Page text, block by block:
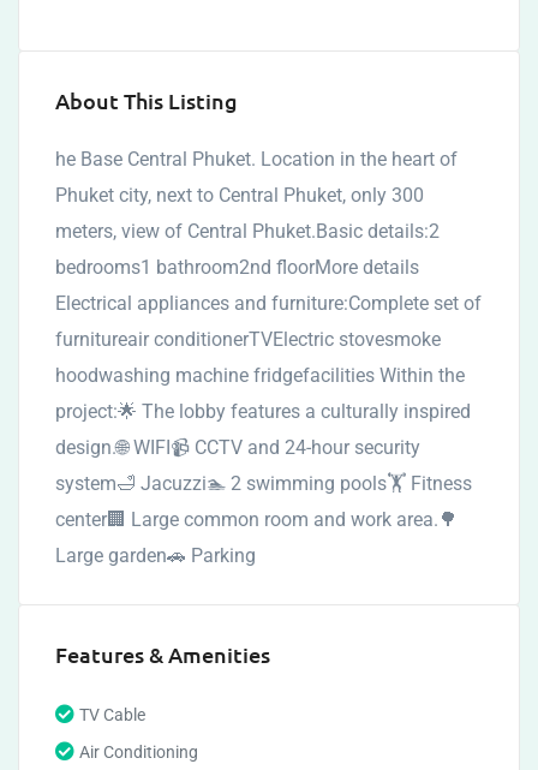
About This Listing
he Base Central Phuket. Location in the heart of
Phuket city, next to Central Phuket, only 300
meters, view of Central Phuket.Basic details:2
bedrooms1 bathroom2nd floorMore details
Electrical appliances and furniture:Complete set of
furnitureair conditionerTVElectric stovesmoke
hoodwashing machine fridgefacilities Within the
project:🌟 The lobby features a culturally inspired
design.🌐 WIFI📹 CCTV and 24-hour security
system🛁 Jacuzzi🏊 2 swimming pools🏋️ Fitness
center🏢 Large common room and work area.🌳
Large garden🚗 Parking
Features & Amenities
TV Cable
Air Conditioning